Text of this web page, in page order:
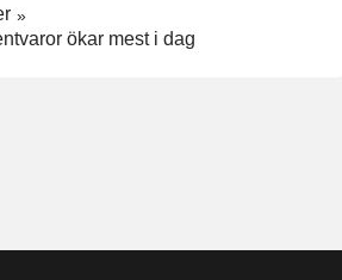
ökar mest i dag